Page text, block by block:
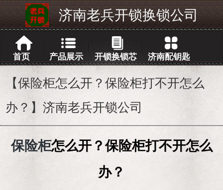
济南老兵开锁换锁公司
首页 产品展示 开锁换锁芯 济南配钥匙
【保险柜怎么开？保险柜打不开怎么
办？】济南老兵开锁公司
保险柜怎么开？保险柜打不开怎么
办？